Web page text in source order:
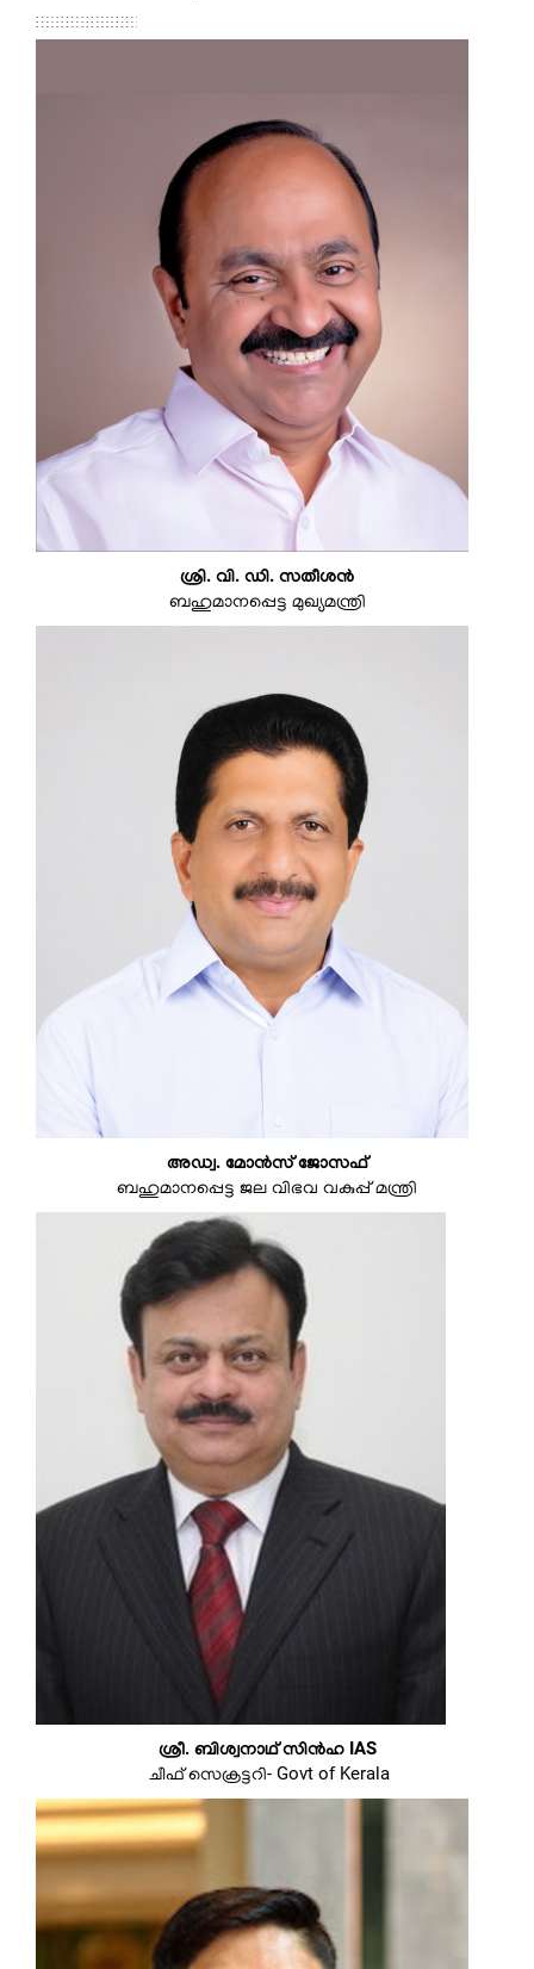
ശ്രി. വി. ഡി. സതീശൻ
ബഹുമാനപ്പെട്ട മുഖ്യമന്ത്രി
അഡ്വ. മോൻസ് ജോസഫ്
ബഹുമാനപ്പെട്ട ജല വിഭവ വകുപ്പ് മന്ത്രി
ശ്രീ. ബിശ്വനാഥ് സിൻഹ IAS
ചീഫ് സെക്രട്ടറി- Govt of Kerala